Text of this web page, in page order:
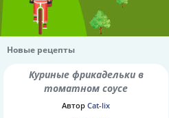
Новые рецепты
Куриные фрикадельки в
томатном соусе
Автор Cat-lix